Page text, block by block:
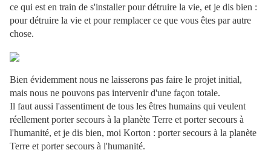
ce qui est en train de s'installer pour détruire la vie, et je dis bien :
pour détruire la vie et pour remplacer ce que vous êtes par autre
chose.
Bien évidemment nous ne laisserons pas faire le projet initial,
mais nous ne pouvons pas intervenir d'une façon totale.
Il faut aussi l'assentiment de tous les êtres humains qui veulent
réellement porter secours à la planète Terre et porter secours à
l'humanité, et je dis bien, moi Korton : porter secours à la planète
Terre et porter secours à l'humanité.